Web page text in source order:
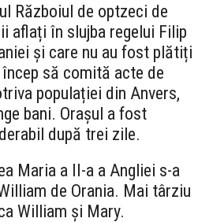
Războiul de optzeci de
aflați în slujba regelui Filip
și care nu au fost plătiți
să comită acte de
populației din Anvers,
bani. Orașul a fost
după trei zile.
Maria a II-a a Angliei s-a
de Orania. Mai târziu
William și Mary.